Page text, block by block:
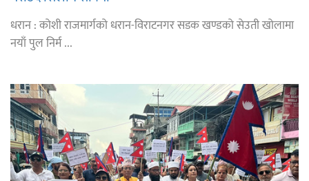
धरान : कोशी राजमार्गको धरान-विराटनगर सडक खण्डको सेउती खोलामा
नयाँ पुल निर्म ...